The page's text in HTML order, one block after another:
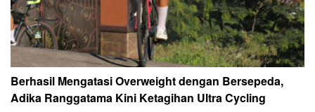
Berhasil Mengatasi Overweight dengan Bersepeda,
Adika Ranggatama Kini Ketagihan Ultra Cycling